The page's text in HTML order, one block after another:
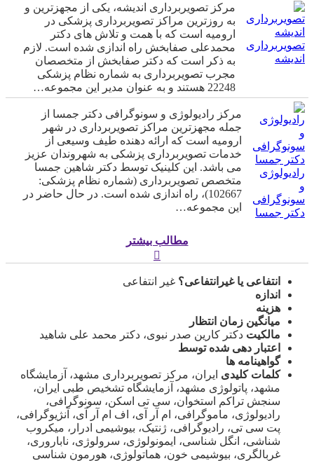
تصویربرداری
اندیشه
مرکز تصویربرداری اندیشه، یکی از مجهزترین و
به روزترین مراکز تصویربرداری پزشکی در
ارومیه است که با همت و تلاش های دکتر
محمدعلی صفابخش راه اندازی شده است. لازم
به ذکر است که دکتر صفابخش از متخصصان
مجرب تصویربرداری به شماره نظام پزشکی
22248 هستند و به عنوان مدیر این مجموعه…
رادیولوژی
و
سونوگرافی
دکتر جمسا
مرکز رادیولوژی و سونوگرافی دکتر جمسا از
جمله مجهزترین مراکز تصویربرداری در شهر
ارومیه است که ارائه دهنده طیف وسیعی از
خدمات تصویربرداری پزشکی به شهروندان عزیز
می باشد. این کلینیک توسط دکتر شاهین جمسا
متخصص تصویربرداری (شماره نظام پزشکی:
102667)، راه اندازی شده است. در حال حاضر در
این مجموعه…
مطالب بیشتر
انتفاعی یا غیرانتفاعی؟ غیر انتفاعی
اندازه
هزینه
میانگین زمان انتظار
مالکیت دکتر کارین صدر نبوی، دکتر محمد علی شاهید
اعتبار دهی شده توسط
گواهینامه ها
کلمات کلیدی ایران، مرکز تصویربرداری مشهد، آزمایشگاه
مشهد، پاتولوژی مشهد، آزمایشگاه تشخیص طبی ایران،
سنجش تراکم استخوان، سی تی اسکن، سونوگرافی،
رادیولوژی، ماموگرافی، ام آر آی، اف ام آر آی، آنژیوگرافی،
پت سی تی، رادیوگرافی، ژنتیک، بیوشیمی ادرار، میکروب
شناشی، انگل شناسی، ایمونولوژی، سرولوژی، ناباروری،
غربالگری، بیوشیمی خون، هماتولوژی، هورمون شناسی